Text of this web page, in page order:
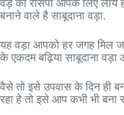
वड़े की रेसिपी आपके लिए
बनाने वाले है साबूदाना वड़ा.
यह वड़ा आपको हर जगह मिल
के एकदम बढ़िया साबूदाना
वैसे तो इसे उपवास के दिन ही
रहा हे तो इसे आप कभी भी बना